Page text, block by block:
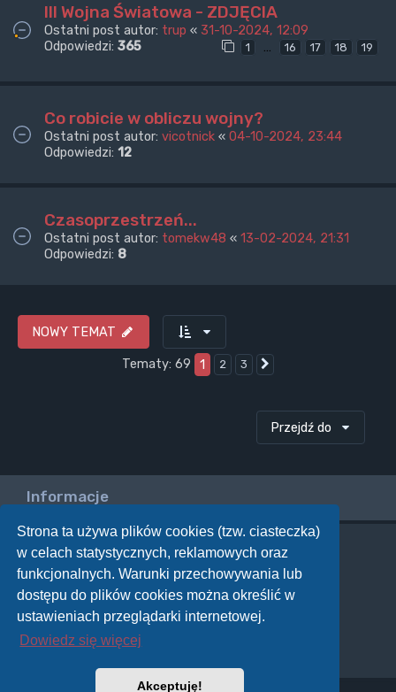
Strona ta używa plików cookies (tzw. ciasteczka)
w celach statystycznych, reklamowych oraz
funkcjonalnych. Warunki przechowywania lub
dostępu do plików cookies można określić w
ustawieniach przeglądarki internetowej.
Dowiedz się więcej
Akceptuję!
III Wojna Światowa - ZDJĘCIA
Ostatni post autor: trup « 31-10-2024, 12:09
Odpowiedzi: 365 1 … 16 17 18 19
Co robicie w obliczu wojny?
Ostatni post autor: vicotnick « 04-10-2024, 23:44
Odpowiedzi: 12
Czasoprzestrzeń...
Ostatni post autor: tomekw48 « 13-02-2024, 21:31
Odpowiedzi: 8
NOWY TEMAT
Tematy: 69
1 2 3
Przejdź do
Informacje
Twoje uprawnienia na tym forum
Nie możesztworzyć nowych tematów
Nie możeszodpowiadać w tematach
Nie możesz zmieniać swoich postów
Nie możesz
usuwać swoich postów
Nie możeszdodawać załączników